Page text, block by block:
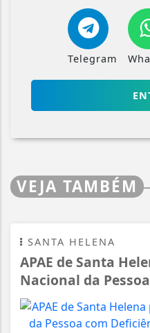
Telegram
VEJA TAMBÉM
SANTA HELENA
APAE de Santa
Nacional da